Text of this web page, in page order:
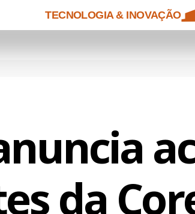
TECNOLOGIA & INOVAÇÃO
da